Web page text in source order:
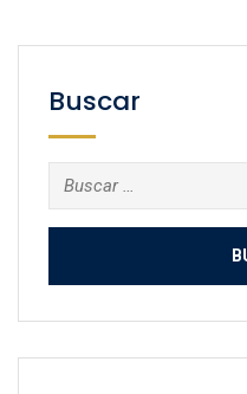
Buscar
Buscar: